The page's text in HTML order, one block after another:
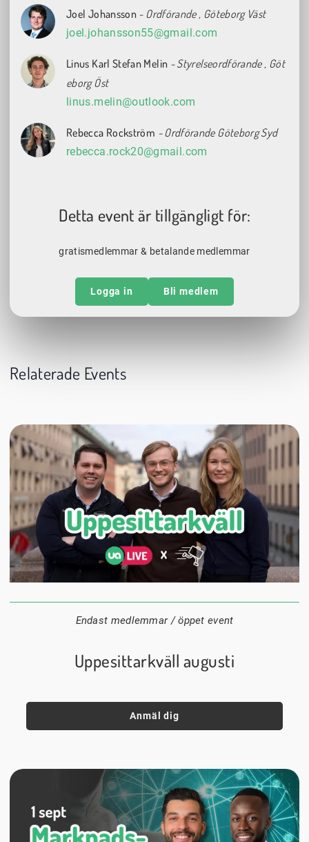
Joel Johansson - Ordförande , Göteborg Väst
joel.johansson55@gmail.com
Linus Karl Stefan Melin - Styrelseordförande , Göt
eborg Öst
linus.melin@outlook.com
Rebecca Rockström - Ordförande Göteborg Syd
rebecca.rock20@gmail.com
Detta event är tillgängligt för:
gratismedlemmar & betalande medlemmar
Logga in Bli medlem
Relaterade Events
24 augusti
20:00
Endast medlemmar / öppet event
Uppesittarkväll augusti
Anmäl dig